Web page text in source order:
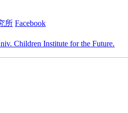
所 Facebook
Children Institute for the Future.